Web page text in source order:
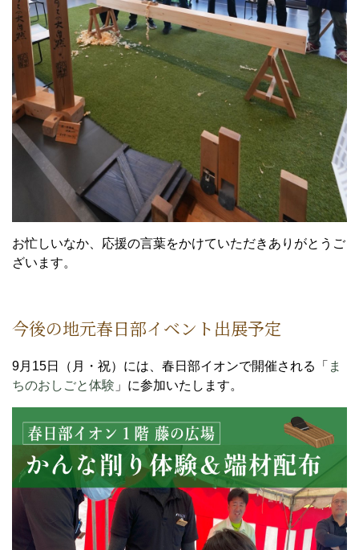
お忙しいなか、応援の言葉をかけていただきありがとうご
ざいます。
今後の地元春日部イベント出展予定
9月15日（月・祝）には、春日部イオンで開催される「 ま
ちのおしごと体験 」に参加いたします。